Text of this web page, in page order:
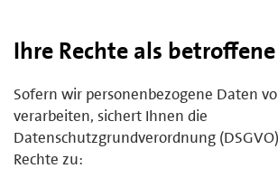
Ihre Rechte als betroffene
Sofern wir personenbezogene Daten
verarbeiten, sichert Ihnen die
Datenschutzgrundverordnung
Rechte zu: